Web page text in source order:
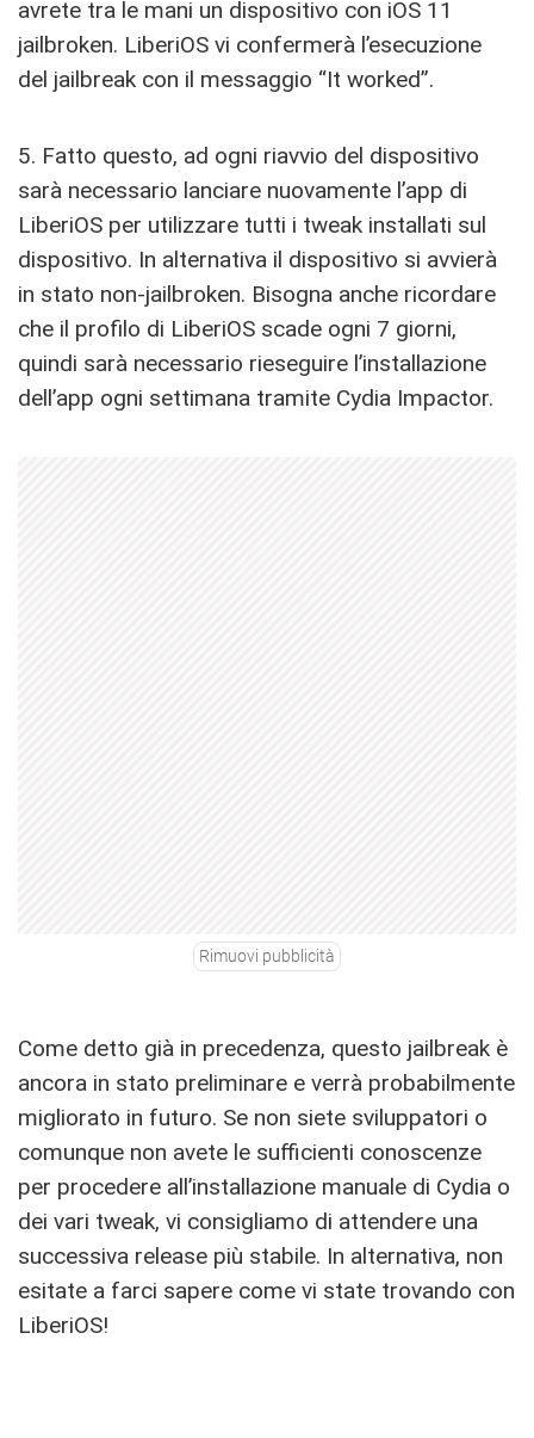
avrete tra le mani un dispositivo con iOS 11
jailbroken. LiberiOS vi confermerà l’esecuzione
del jailbreak con il messaggio “It worked”.
5. Fatto questo, ad ogni riavvio del dispositivo
sarà necessario lanciare nuovamente l’app di
LiberiOS per utilizzare tutti i tweak installati sul
dispositivo. In alternativa il dispositivo si avvierà
in stato non-jailbroken. Bisogna anche ricordare
che il profilo di LiberiOS scade ogni 7 giorni,
quindi sarà necessario rieseguire l’installazione
dell’app ogni settimana tramite Cydia Impactor.
Rimuovi pubblicità
Come detto già in precedenza, questo jailbreak è
ancora in stato preliminare e verrà probabilmente
migliorato in futuro. Se non siete sviluppatori o
comunque non avete le sufficienti conoscenze
per procedere all’installazione manuale di Cydia o
dei vari tweak, vi consigliamo di attendere una
successiva release più stabile. In alternativa, non
esitate a farci sapere come vi state trovando con
LiberiOS!